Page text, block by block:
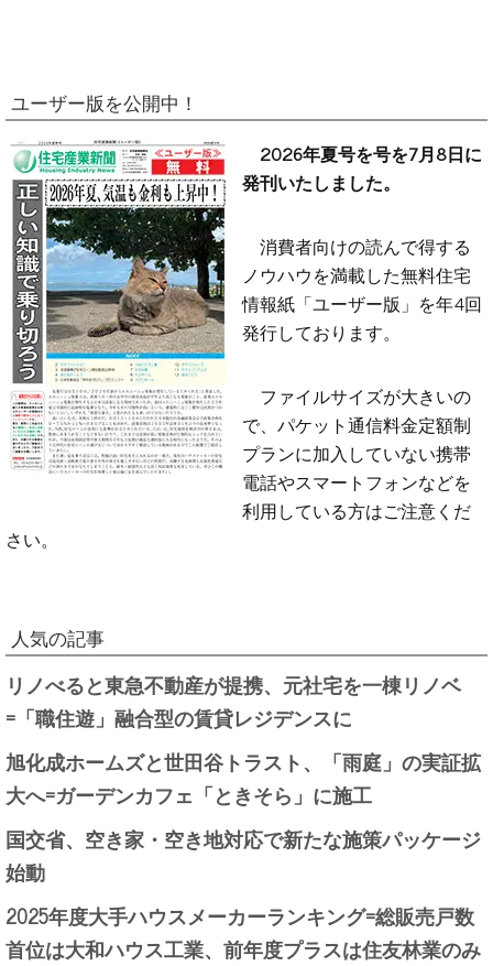
ユーザー版を公開中！
2026年夏号を号を7月8日に
発刊いたしました。
消費者向けの読んで得する
ノウハウを満載した無料住宅
情報紙「ユーザー版」を年4回
発行しております。
ファイルサイズが大きいの
で、パケット通信料金定額制
プランに加入していない携帯
電話やスマートフォンなどを
利用している方はご注意くだ
さい。
人気の記事
リノべると東急不動産が提携、元社宅を一棟リノベ
=「職住遊」融合型の賃貸レジデンスに
旭化成ホームズと世田谷トラスト、「雨庭」の実証拡
大へ=ガーデンカフェ「ときそら」に施工
国交省、空き家・空き地対応で新たな施策パッケージ
始動
2025年度大手ハウスメーカーランキング=総販売戸数
首位は大和ハウス工業、前年度プラスは住友林業のみ